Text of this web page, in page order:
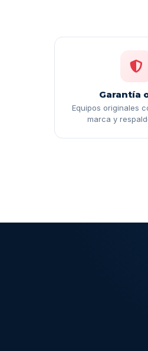
Garantía
Equipos originales
marca y